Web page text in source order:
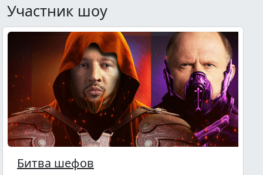
Участник шоу
Битва шефов